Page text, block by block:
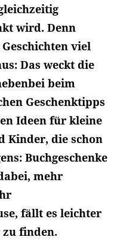
wird. Denn
viel
Das weckt die
beim
Geschenktipps
Ideen für kleine
Kinder, die schon
Buchgeschenke
mehr
fällt es leichter
zu finden.